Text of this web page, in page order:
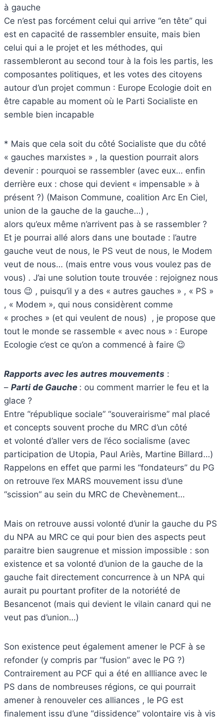
à gauche
Ce n’est pas forcément celui qui arrive “en tête” qui
est en capacité de rassembler ensuite, mais bien
celui qui a le projet et les méthodes, qui
rassembleront au second tour à la fois les partis, les
composantes politiques, et les votes des citoyens
autour d’un projet commun : Europe Ecologie doit en
être capable au moment où le Parti Socialiste en
semble bien incapable
* Mais que cela soit du côté Socialiste que du côté
« gauches marxistes » , la question pourrait alors
devenir : pourquoi se rassembler (avec eux… enfin
derrière eux : chose qui devient « impensable » à
présent ?) (Maison Commune, coalition Arc En Ciel,
union de la gauche de la gauche…) ,
alors qu’eux même n’arrivent pas à se rassembler ?
Et je pourrai allé alors dans une boutade : l’autre
gauche veut de nous, le PS veut de nous, le Modem
veut de nous… (mais entre vous vous voulez pas de
vous) . J’ai une solution toute trouvée : rejoignez nous
tous 😉 , puisqu’il y a des « autres gauches » , « PS »
, « Modem », qui nous considèrent comme
« proches » (et qui veulent de nous) , je propose que
tout le monde se rassemble « avec nous » : Europe
Ecologie c’est ce qu’on a commencé à faire 😉
Rapports avec les autres mouvements :
– Parti de Gauche : ou comment marrier le feu et la
glace ?
Entre “république sociale” “souverairisme” mal placé
et concepts souvent proche du MRC d’un côté
et volonté d’aller vers de l’éco socialisme (avec
participation de Utopia, Paul Ariès, Martine Billard…)
Rappelons en effet que parmi les “fondateurs” du PG
on retrouve l’ex MARS mouvement issu d’une
“scission” au sein du MRC de Chevènement…
Mais on retrouve aussi volonté d’unir la gauche du PS
du NPA au MRC ce qui pour bien des aspects peut
paraitre bien saugrenue et mission impossible : son
existence et sa volonté d’union de la gauche de la
gauche fait directement concurrence à un NPA qui
aurait pu pourtant profiter de la notoriété de
Besancenot (mais qui devient le vilain canard qui ne
veut pas d’union…)
Son existence peut également amener le PCF à se
refonder (y compris par “fusion” avec le PG ?)
Contrairement au PCF qui a été en allliance avec le
PS dans de nombreuses régions, ce qui pourrait
amener à renouveler ces alliances , le PG est
finalement issu d’une “dissidence” volontaire vis à vis